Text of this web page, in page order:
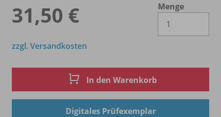
31,50 €
Menge
zzgl. Versandkosten
In den Warenkorb
Digitales Prüfexemplar